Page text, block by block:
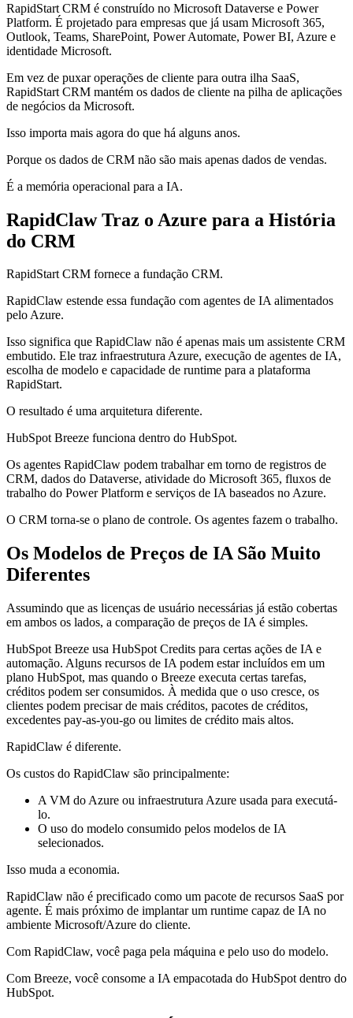
RapidStart CRM é construído no Microsoft Dataverse e Power
Platform. É projetado para empresas que já usam Microsoft 365,
Outlook, Teams, SharePoint, Power Automate, Power BI, Azure e
identidade Microsoft.
Em vez de puxar operações de cliente para outra ilha SaaS,
RapidStart CRM mantém os dados de cliente na pilha de aplicações
de negócios da Microsoft.
Isso importa mais agora do que há alguns anos.
Porque os dados de CRM não são mais apenas dados de vendas.
É a memória operacional para a IA.
RapidClaw Traz o Azure para a História
do CRM
RapidStart CRM fornece a fundação CRM.
RapidClaw estende essa fundação com agentes de IA alimentados
pelo Azure.
Isso significa que RapidClaw não é apenas mais um assistente CRM
embutido. Ele traz infraestrutura Azure, execução de agentes de IA,
escolha de modelo e capacidade de runtime para a plataforma
RapidStart.
O resultado é uma arquitetura diferente.
HubSpot Breeze funciona dentro do HubSpot.
Os agentes RapidClaw podem trabalhar em torno de registros de
CRM, dados do Dataverse, atividade do Microsoft 365, fluxos de
trabalho do Power Platform e serviços de IA baseados no Azure.
O CRM torna-se o plano de controle. Os agentes fazem o trabalho.
Os Modelos de Preços de IA São Muito
Diferentes
Assumindo que as licenças de usuário necessárias já estão cobertas
em ambos os lados, a comparação de preços de IA é simples.
HubSpot Breeze usa HubSpot Credits para certas ações de IA e
automação. Alguns recursos de IA podem estar incluídos em um
plano HubSpot, mas quando o Breeze executa certas tarefas,
créditos podem ser consumidos. À medida que o uso cresce, os
clientes podem precisar de mais créditos, pacotes de créditos,
excedentes pay-as-you-go ou limites de crédito mais altos.
RapidClaw é diferente.
Os custos do RapidClaw são principalmente:
A VM do Azure ou infraestrutura Azure usada para executá-
lo.
O uso do modelo consumido pelos modelos de IA
selecionados.
Isso muda a economia.
RapidClaw não é precificado como um pacote de recursos SaaS por
agente. É mais próximo de implantar um runtime capaz de IA no
ambiente Microsoft/Azure do cliente.
Com RapidClaw, você paga pela máquina e pelo uso do modelo.
Com Breeze, você consome a IA empacotada do HubSpot dentro do
HubSpot.